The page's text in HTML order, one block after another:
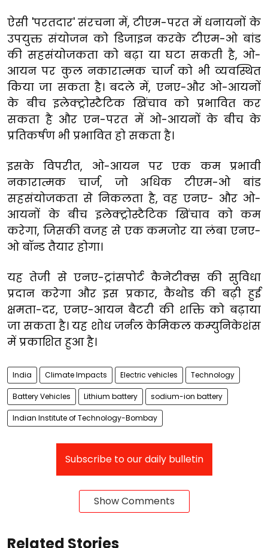
ऐसी 'परतदार' संरचना में, टीएम-परत में धनायनों के
उपयुक्त संयोजन को डिजाइन करके टीएम-ओ बांड
की सहसंयोजकता को बढ़ा या घटा सकती है, ओ-
आयन पर कुल नकारात्मक चार्ज को भी व्यवस्थित
किया जा सकता है। बदले में, एनए-और ओ-आयनों
के बीच इलेक्ट्रोस्टैटिक खिंचाव को प्रभावित कर
सकता है और एन-परत में ओ-आयनों के बीच के
प्रतिकर्षण भी प्रभावित हो सकता है।
इसके विपरीत, ओ-आयन पर एक कम प्रभावी
नकारात्मक चार्ज, जो अधिक टीएम-ओ बांड
सहसंयोजकता से निकलता है, वह एनए- और ओ-
आयनों के बीच इलेक्ट्रोस्टैटिक खिंचाव को कम
करेगा, जिसकी वजह से एक कमजोर या लंबा एनए-
ओ बॉन्ड तैयार होगा।
यह तेजी से एनए-ट्रांसपोर्ट कैनेटीक्स की सुविधा
प्रदान करेगा और इस प्रकार, कैथोड की बढ़ी हुई
क्षमता-दर, एनए-आयन बैटरी की शक्ति को बढ़ाया
जा सकता है। यह शोध जर्नल केमिकल कम्युनिकेशंस
में प्रकाशित हुआ है।
India Climate Impacts Electric vehicles Technology
Battery Vehicles Lithium battery sodium-ion battery
Indian Institute of Technology-Bombay
Subscribe to our daily bulletin
Show Comments
Related Stories